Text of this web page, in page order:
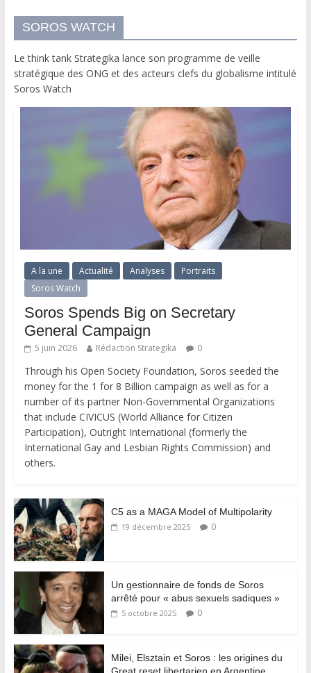
SOROS WATCH
Le think tank Strategika lance son programme de veille
stratégique des ONG et des acteurs clefs du globalisme intitulé
Soros Watch
A la une Actualité Analyses
Portraits
Soros Watch
Soros Spends Big on Secretary
General Campaign
5 juin 2026 Rédaction Strategika 0
Through his Open Society Foundation, Soros seeded the
money for the 1 for 8 Billion campaign as well as for a
number of its partner Non-Governmental Organizations
that include CIVICUS (World Alliance for Citizen
Participation), Outright International (formerly the
International Gay and Lesbian Rights Commission) and
others.
C5 as a MAGA Model of Multipolarity
19 décembre 2025 0
Un gestionnaire de fonds de Soros
arrêté pour « abus sexuels sadiques »
5 octobre 2025 0
Milei, Elsztain et Soros : les origines du
Great reset libertarien en Argentine